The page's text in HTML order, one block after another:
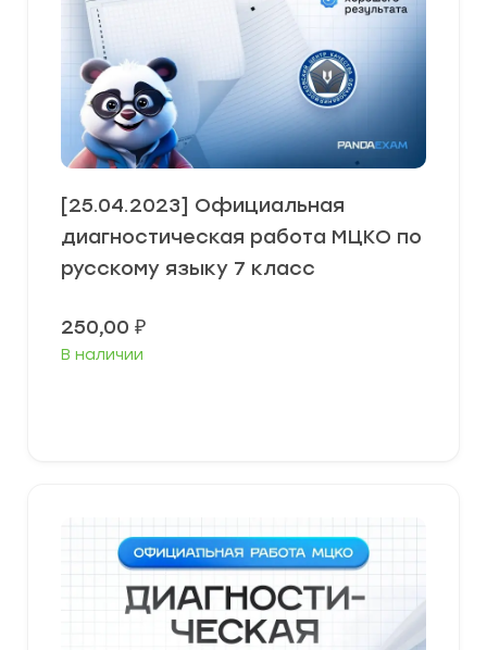
[25.04.2023] Официальная
диагностическая работа МЦКО по
русскому языку 7 класс
250,00 ₽
В наличии